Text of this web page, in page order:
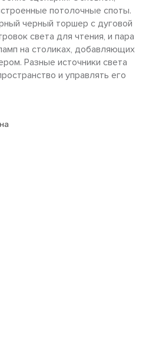
потолочные споты.
черный торшер с дуговой
света для чтения, и пара
на столиках, добавляющих
Разные источники света
и управлять его